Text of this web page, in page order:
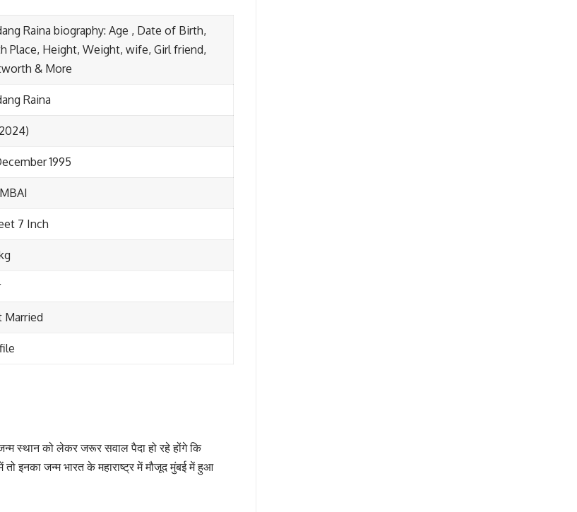
Raina biography: Age , Date of Birth,
Place, Height, Weight, wife, Girl friend,
& More
Raina
1995
7 Inch
Married
स्थान को लेकर जरूर सवाल पैदा हो रहे होंगे कि
इनका जन्म भारत के महाराष्ट्र में मौजूद मुंबई में हुआ